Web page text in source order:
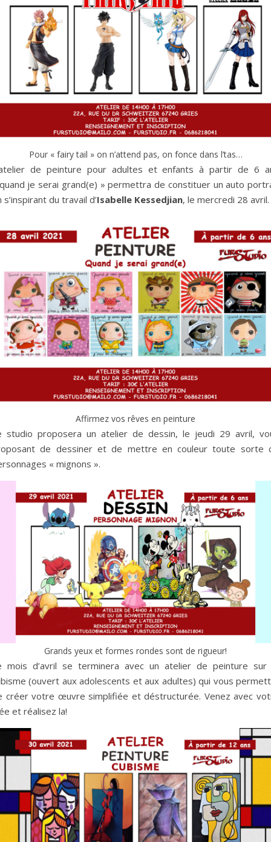
Pour « fairy tail » on n’attend pas, on fonce dans l’tas…
de peinture pour adultes et enfants à partir de 6
je serai grand(e) » permettra de constituer un auto
s’inspirant du travail d’Isabelle Kessedjian, le mercredi 28 avril.
Affirmez vos rêves en peinture
studio proposera un atelier de dessin, le jeudi 29 avril,
de dessiner et de mettre en couleur toute sorte
« mignons ».
Grands yeux et formes rondes sont de rigueur!
mois d’avril se terminera avec un atelier de peinture sur
(ouvert aux adolescents et aux adultes) qui vous
créer votre œuvre simplifiée et déstructurée. Venez avec
et réalisez la!